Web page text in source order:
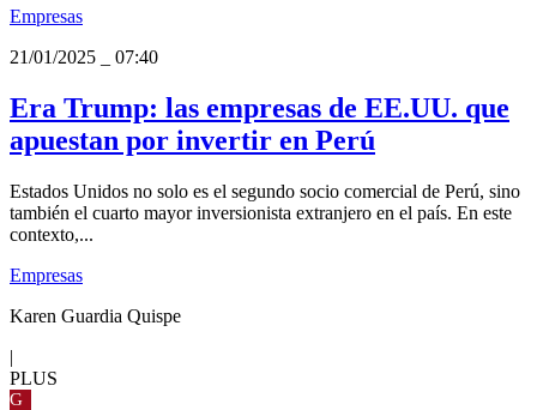
Empresas
21/01/2025
07:40
Era Trump: las empresas de EE.UU. que
apuestan por invertir en Perú
Estados Unidos no solo es el segundo socio comercial de Perú, sino
también el cuarto mayor inversionista extranjero en el país. En este
contexto,...
Empresas
Karen Guardia Quispe
|
PLUS
G